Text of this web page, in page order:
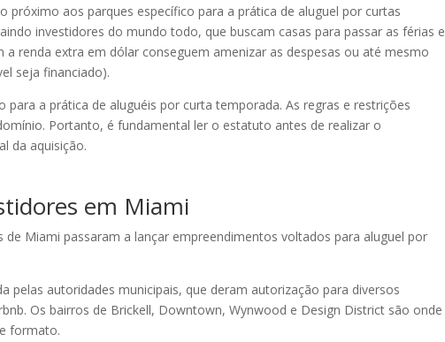
aos parques específico para a prática de aluguel por curtas
investidores do mundo todo, que buscam casas para passar as férias e
renda extra em dólar conseguem amenizar as despesas ou até mesmo
seja financiado).
a prática de aluguéis por curta temporada. As regras e restrições
Portanto, é fundamental ler o estatuto antes de realizar o
da aquisição.
em Miami
Miami passaram a lançar empreendimentos voltados para aluguel por
pelas autoridades municipais, que deram autorização para diversos
Os bairros de Brickell, Downtown, Wynwood e Design District são onde
formato.